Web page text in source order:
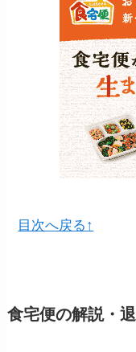
目次へ戻る↑
食宅便の解説・